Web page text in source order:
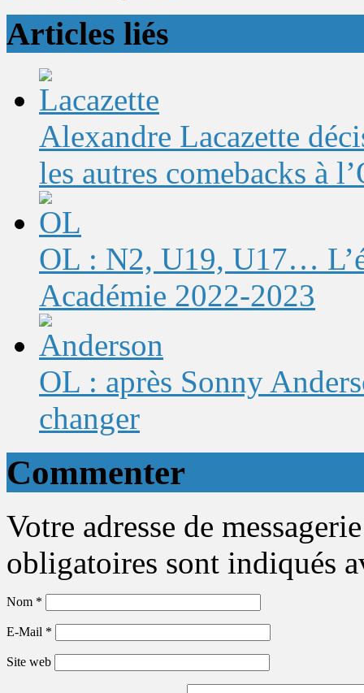
Articles liés
Alexandre Lacazette
les autres comebacks à
OL : N2, U19, U17…
Académie 2022-2023
OL : après Sonny
changer
Commenter
Votre adresse de
obligatoires sont indiqués
Nom *
E-Mail *
Site web